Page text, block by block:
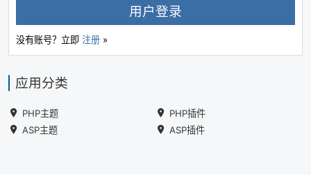
用户登录
没有账号？立即 注册 »
应用分类
PHP主题
PHP插件
ASP主题
ASP插件